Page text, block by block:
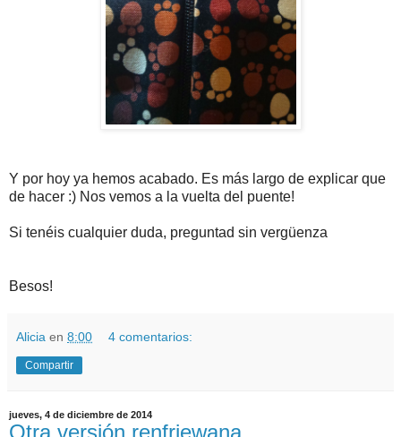
Y por hoy ya hemos acabado. Es más largo de explicar que
de hacer :) Nos vemos a la vuelta del puente!
Si tenéis cualquier duda, preguntad sin vergüenza
Besos!
Alicia en 8:00 4 comentarios:
Compartir
jueves, 4 de diciembre de 2014
Otra versión renfriewana